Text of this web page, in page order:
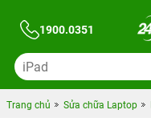
1900.0351
Trang chủ Sửa chữa Laptop